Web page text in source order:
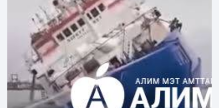
зарагдсан байна